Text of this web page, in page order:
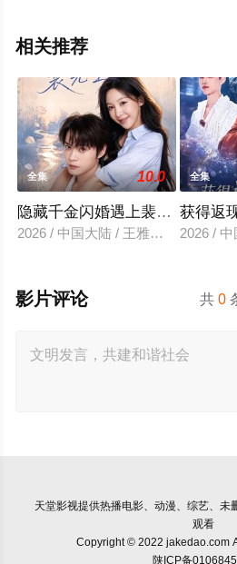
相关推荐
全集 10.0
隐藏千金闪婚遇上裴先生
2026 / 中国大陆 / 王雅清＆朱城玮
全集
获得返
2026 /
共0
影片评论
天堂影视提供热播电影、动漫、综艺、未
观看
Copyright © 2022 jakedao.com
陕ICP备